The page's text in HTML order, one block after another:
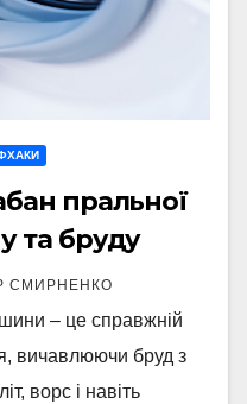
пральної
та бруду
СМИРНЕНКО
– це справжній
вичавлюючи бруд з
ворс і навіть